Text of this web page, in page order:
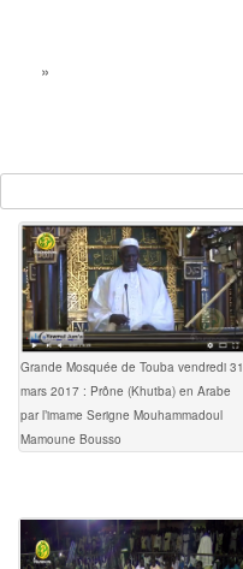
»
Grande Mosquée de Touba vendredi 31
mars 2017 : Prône (Khutba) en Arabe
par l’imame Serigne Mouhammadoul
Mamoune Bousso